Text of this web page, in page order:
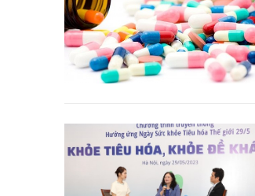
Tỷ lệ tật khúc xạ ở trẻ gia tăng:
Nhiều lợi thế để nâng chất
Vương Thành Công: Khi việc